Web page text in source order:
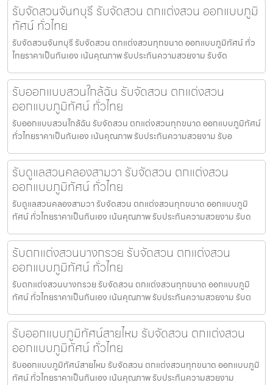
รับจัดสวนจันทบุรี รับจัดสวน ตกแต่งสวน ออกแบบภูมิ
ทัศน์ ทั่วไทย
รับจัดสวนจันทบุรี รับจัดสวน ตกแต่งสวนทุกขนาด ออกแบบภูมิทัศน์ ทั่ว
ไทยราคาเป็นกันเอง เน้นคุณภาพ รับประกันความสวยงาม รับจัด
รับออกแบบสวนใกล้ฉัน รับจัดสวน ตกแต่งสวน
ออกแบบภูมิทัศน์ ทั่วไทย
รับออกแบบสวนใกล้ฉัน รับจัดสวน ตกแต่งสวนทุกขนาด ออกแบบภูมิทัศน์
ทั่วไทยราคาเป็นกันเอง เน้นคุณภาพ รับประกันความสวยงาม รับอ
รับดูแลสวนคลองสามวา รับจัดสวน ตกแต่งสวน
ออกแบบภูมิทัศน์ ทั่วไทย
รับดูแลสวนคลองสามวา รับจัดสวน ตกแต่งสวนทุกขนาด ออกแบบภูมิ
ทัศน์ ทั่วไทยราคาเป็นกันเอง เน้นคุณภาพ รับประกันความสวยงาม รับด
รับตกแต่งสวนบางกรวย รับจัดสวน ตกแต่งสวน
ออกแบบภูมิทัศน์ ทั่วไทย
รับตกแต่งสวนบางกรวย รับจัดสวน ตกแต่งสวนทุกขนาด ออกแบบภูมิ
ทัศน์ ทั่วไทยราคาเป็นกันเอง เน้นคุณภาพ รับประกันความสวยงาม รับต
รับออกแบบภูมิทัศน์สายไหม รับจัดสวน ตกแต่งสวน
ออกแบบภูมิทัศน์ ทั่วไทย
รับออกแบบภูมิทัศน์สายไหม รับจัดสวน ตกแต่งสวนทุกขนาด ออกแบบภูมิ
ทัศน์ ทั่วไทยราคาเป็นกันเอง เน้นคุณภาพ รับประกันความสวยงาม